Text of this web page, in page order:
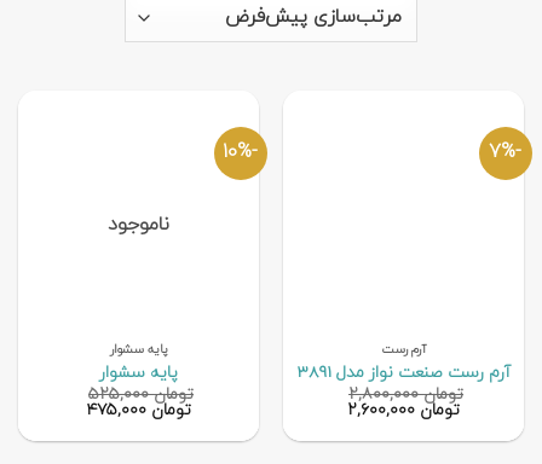
-7%
آرم رست
آرم رست صنعت نواز مدل 3891
تومان۲,۸۰۰,۰۰۰
قیمت
اصلی
تومان ۲,۸۰۰,۰۰۰
تومان
تومان ۲,۶۰۰,۰۰۰
-10%
ناموجود
پایه سشوار
پایه سشوار
تومان۵۲۵,۰۰۰
قیمت
اصلی
تومان ۵۲۵,۰۰۰
تومان ۴۷۵,۰۰۰ قیمت
تومان